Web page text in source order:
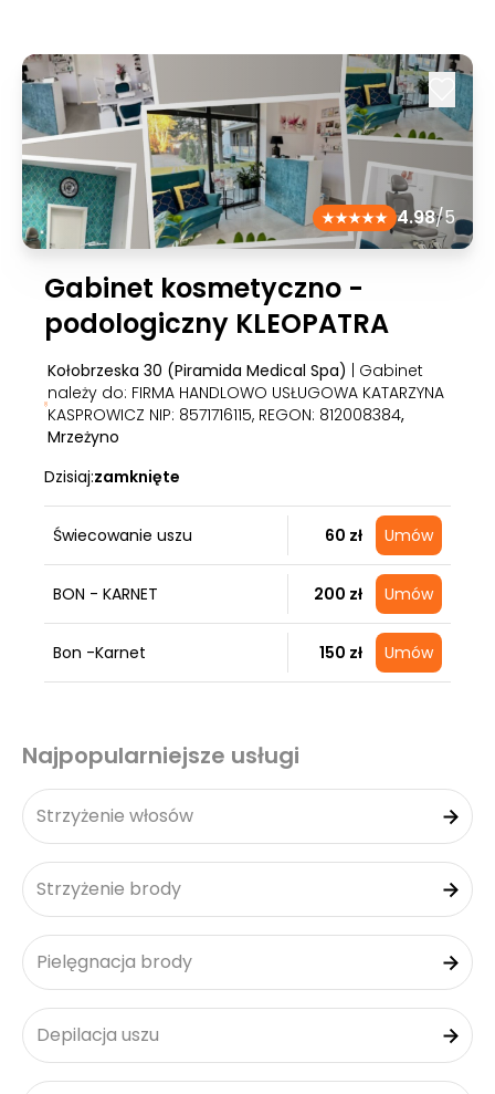
4.98/5
Gabinet kosmetyczno -
podologiczny KLEOPATRA
Kołobrzeska 30 (Piramida Medical Spa)
| Gabinet
należy do: FIRMA HANDLOWO USŁUGOWA KATARZYNA
KASPROWICZ NIP: 8571716115, REGON: 812008384,
Mrzeżyno
Dzisiaj:zamknięte
Świecowanie uszu 60 zł Umów
BON - KARNET 200 zł Umów
Bon -Karnet 150 zł Umów
Najpopularniejsze usługi
Strzyżenie włosów
Strzyżenie brody
Pielęgnacja brody
Depilacja uszu